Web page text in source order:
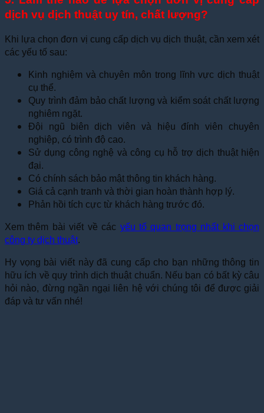
dịch vụ dịch thuật uy tín, chất lượng?
Khi lựa chọn đơn vị cung cấp dịch vụ dịch thuật, cần xem xét
các yếu tố sau:
Kinh nghiệm và chuyên môn trong lĩnh vực dịch thuật
cụ thể.
Quy trình đảm bảo chất lượng và kiểm soát chất lượng
nghiêm ngặt.
Đội ngũ biên dịch viên và hiệu đính viên chuyên
nghiệp, có trình độ cao.
Sử dụng công nghệ và công cụ hỗ trợ dịch thuật hiện
đại.
Có chính sách bảo mật thông tin khách hàng.
Giá cả cạnh tranh và thời gian hoàn thành hợp lý.
Phản hồi tích cực từ khách hàng trước đó.
Xem thêm bài viết về các yếu tố quan trọng nhất khi chọn
công ty dịch thuật.
Hy vọng bài viết này đã cung cấp cho bạn những thông tin
hữu ích về quy trình dịch thuật chuẩn. Nếu bạn có bất kỳ câu
hỏi nào, đừng ngần ngại liên hệ với chúng tôi để được giải
đáp và tư vấn nhé!